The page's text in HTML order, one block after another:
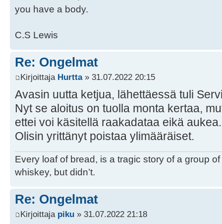
you have a body.
C.S Lewis
Re: Ongelmat
Kirjoittaja Hurtta» 31.07.2022 20:15
Avasin uutta ketjua, lähettäessä tuli
Nyt se aloitus on tuolla monta kertaa,
ettei voi käsitellä raakadataa eikä aukea.
Olisin yrittänyt poistaa ylimääräiset.
Every loaf of bread, is a tragic story of a group
whiskey, but didn’t.
Re: Ongelmat
Kirjoittaja piku » 31.07.2022 21:18